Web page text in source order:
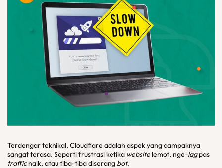
Terdengar teknikal, Cloudflare adalah aspek yang dampaknya
sangat terasa. Seperti frustrasi ketika website lemot, nge-lagpas
trafficnaik, atau tiba-tiba diserang bot.